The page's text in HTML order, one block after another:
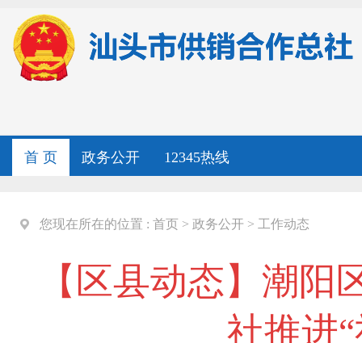
首 页 政务公开 12345热线
您现在所在的位置 : 首页 > 政务公开 > 工作动态
【区县动态】潮
社推进